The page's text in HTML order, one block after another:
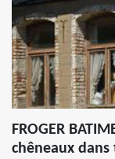
FROGER
chêneaux